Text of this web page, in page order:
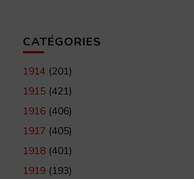
CATÉGORIES
1914 (201)
1915 (421)
1916 (406)
1917 (405)
1918 (401)
1919 (193)